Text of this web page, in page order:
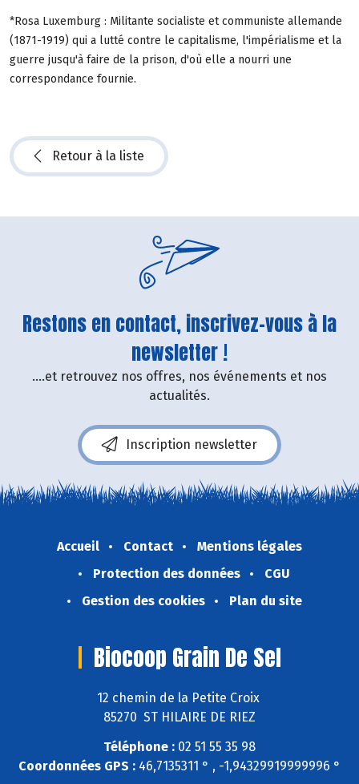
*Rosa Luxemburg : Militante socialiste et communiste allemande
(1871-1919) qui a lutté contre le capitalisme, l'impérialisme et la
guerre jusqu'à faire de la prison, d'où elle a nourri une
correspondance fournie.
Retour à la liste
Restons en contact, inscrivez-vous à la
newsletter !
....et retrouvez nos offres, nos événements et nos
actualités.
Inscription newsletter
Accueil Contact
Mentions légales
Protection des données
CGU
Gestion des cookies
Plan du site
Biocoop Grain De Sel
12 chemin de la Petite Croix
85270 ST HILAIRE DE RIEZ
Téléphone : 02 51 55 35 98
Coordonnées GPS : 46,7135311 ° , -1,94329919999996 °